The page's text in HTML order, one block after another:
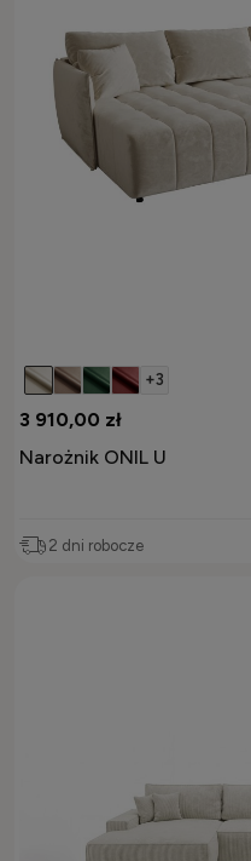
+3
3 910,00 zł
Narożnik ONIL U
2 dni robocze